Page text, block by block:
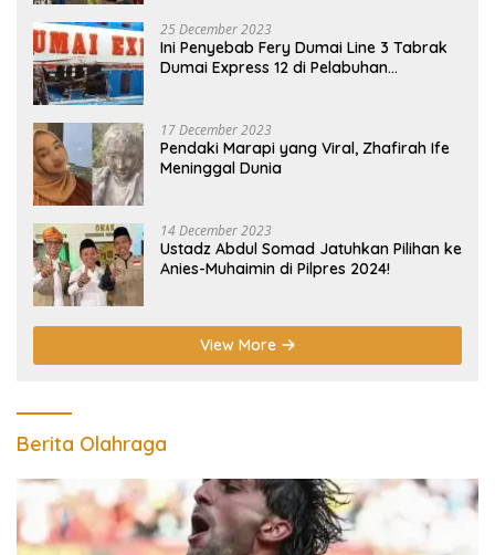
25 December 2023
Ini Penyebab Fery Dumai Line 3 Tabrak
Dumai Express 12 di Pelabuhan
17 December 2023
Pendaki Marapi yang Viral, Zhafirah Ife
Meninggal Dunia
14 December 2023
Ustadz Abdul Somad Jatuhkan Pilihan ke
Anies-Muhaimin di Pilpres 2024!
View More
Berita Olahraga